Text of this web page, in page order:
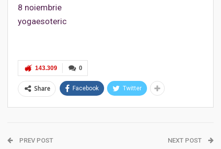
8 noiembrie
yogaesoteric
0
143.309
Share Facebook Twitter
PREV POST NEXT POST